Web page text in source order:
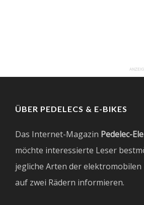
ÜBER PEDELECS & E-BIKES
Das Internet-Magazin Pedelec-
möchte interessierte Leser
jegliche Arten der
auf zwei Rädern informieren.